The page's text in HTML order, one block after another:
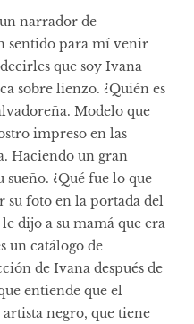
narrador de
sentido para mí venir
que soy Ivana
sobre lienzo. ¿Quién es
Modelo que
impreso en las
Haciendo un gran
¿Qué fue lo que
su foto en la portada del
dijo a su mamá que era
un catálogo de
de Ivana después de
entiende que el
negro, que tiene